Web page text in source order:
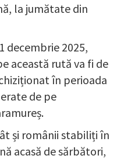
la jumătate din
decembrie 2025,
această rută va fi de
în perioada
de pe
și românii stabiliți în
acasă de sărbători,